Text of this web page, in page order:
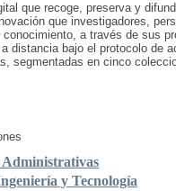
que recoge, preserva y
que investigadores,
a través de sus
distancia bajo el protocolo de
segmentadas en cinco
Administrativas
y Tecnología